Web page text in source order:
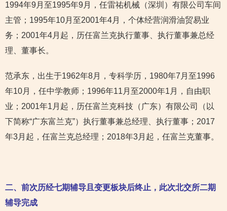
1994年9月至1995年9月，任雷祐机械（深圳）有限公司车间
主管；1995年10月至2001年4月，个体经营润滑油贸易业
务；2001年4月起，历任富兰克执行董事、执行董事兼总经
理、董事长。
范承东，出生于1962年8月，专科学历，1980年7月至1996
年10月，任中学教师；1996年11月至2000年1月，自由职
业；2001年1月起，历任富兰克科技（广东）有限公司（以
下简称“广东富兰克”）执行董事兼总经理、执行董事；2017
年3月起，任富兰克总经理；2018年3月起，任富兰克董事。
二、前次历经七期辅导且变更板块后终止，此次北交所二期
辅导完成